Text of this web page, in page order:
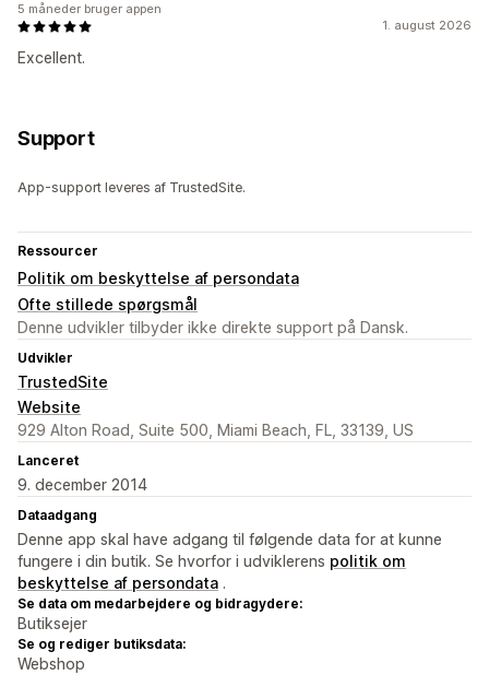
1. august 2026
Excellent.
5 måneder bruger appen
Support
App-support leveres af TrustedSite.
Ressourcer
Politik om beskyttelse af persondata
Ofte stillede spørgsmål
Denne udvikler tilbyder ikke direkte support på Dansk.
Udvikler
TrustedSite
Website
929 Alton Road, Suite 500, Miami Beach, FL, 33139, US
Lanceret
9. december 2014
Dataadgang
Denne app skal have adgang til følgende data for at kunne
fungere i din butik. Se hvorfor i udviklerens politik om
beskyttelse af persondata .
Se data om medarbejdere og bidragydere:
Butiksejer
Se og rediger butiksdata:
Webshop